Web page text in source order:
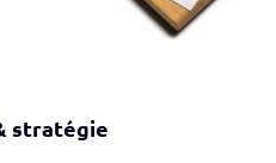
stratégie